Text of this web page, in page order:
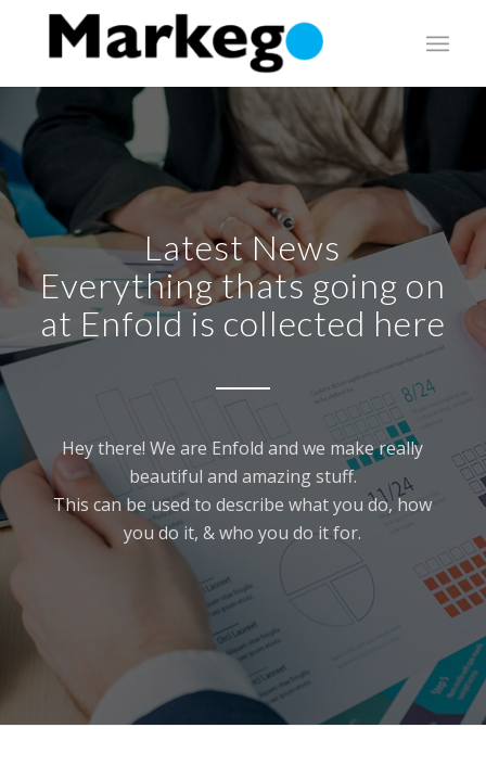
Latest News
Everything thats going on
at Enfold is collected here
Hey there! We are Enfold and we make really
beautiful and amazing stuff.
This can be used to describe what you do, how
you do it, & who you do it for.